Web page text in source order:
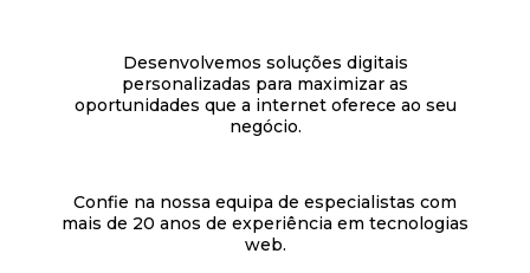
Desenvolvemos soluções digitais
personalizadas para maximizar as
oportunidades que a internet oferece ao seu
negócio.
Confie na nossa equipa de especialistas com
mais de 20 anos de experiência em tecnologias
web.